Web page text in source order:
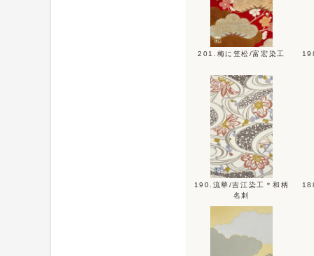
201.梅に笠松/富宏染工
190.流華/吉江染工＊和柄
名刺